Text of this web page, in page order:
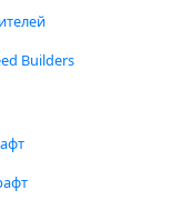
Builders